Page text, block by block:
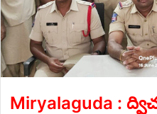
Miryalaguda :